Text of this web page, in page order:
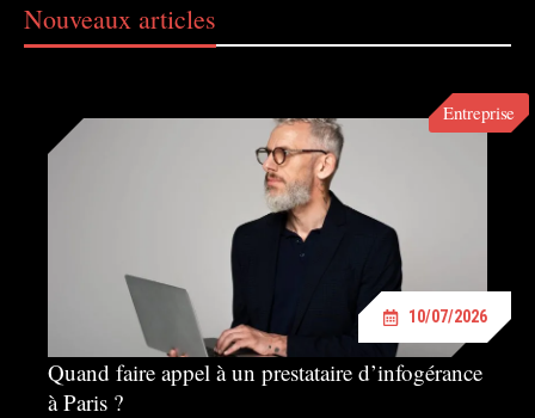
Nouveaux articles
Entreprise
10/07/2026
Quand faire appel à un prestataire d’infogérance
à Paris ?